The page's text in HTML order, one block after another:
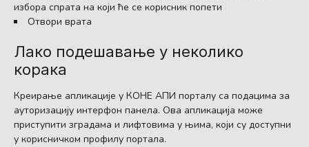
избора спрата на који ће се корисник попети
Отвори врата
Лако подешавање у неколико
корака
Креирање апликације у КОНЕ АПИ порталу са подацима за
ауторизацију интерфон панела. Ова апликација може
приступити зградама и лифтовима у њима, који су доступни
у корисничком профилу портала.